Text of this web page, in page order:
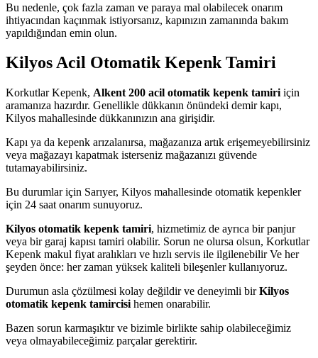
Bu nedenle, çok fazla zaman ve paraya mal olabilecek onarım
ihtiyacından kaçınmak istiyorsanız, kapınızın zamanında bakım
yapıldığından emin olun.
Kilyos Acil Otomatik Kepenk Tamiri
Korkutlar Kepenk, Alkent 200 acil otomatik kepenk tamiri için
aramanıza hazırdır. Genellikle dükkanın önündeki demir kapı,
Kilyos mahallesinde dükkanınızın ana girişidir.
Kapı ya da kepenk arızalanırsa, mağazanıza artık erişemeyebilirsiniz
veya mağazayı kapatmak isterseniz mağazanızı güvende
tutamayabilirsiniz.
Bu durumlar için Sarıyer, Kilyos mahallesinde otomatik kepenkler
için 24 saat onarım sunuyoruz.
Kilyos otomatik kepenk tamiri, hizmetimiz de ayrıca bir panjur
veya bir garaj kapısı tamiri olabilir. Sorun ne olursa olsun, Korkutlar
Kepenk makul fiyat aralıkları ve hızlı servis ile ilgilenebilir Ve her
şeyden önce: her zaman yüksek kaliteli bileşenler kullanıyoruz.
Durumun asla çözülmesi kolay değildir ve deneyimli birKilyos
otomatik kepenk tamircisi hemen onarabilir.
Bazen sorun karmaşıktır ve bizimle birlikte sahip olabileceğimiz
veya olmayabileceğimiz parçalar gerektirir.